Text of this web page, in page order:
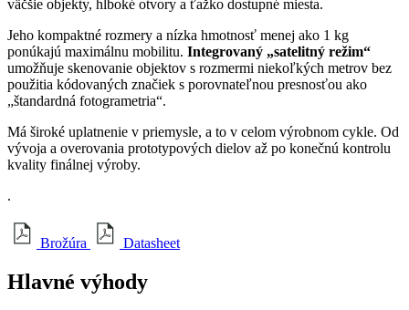
väčšie objekty, hlboké otvory a ťažko dostupné miesta.
Jeho kompaktné rozmery a nízka hmotnosť menej ako 1 kg
ponúkajú maximálnu mobilitu. Integrovaný „satelitný režim“
umožňuje skenovanie objektov s rozmermi niekoľkých metrov bez
použitia kódovaných značiek s porovnateľnou presnosťou ako
„štandardná fotogrametria“.
Má široké uplatnenie v priemysle, a to v celom výrobnom cykle. Od
vývoja a overovania prototypových dielov až po konečnú kontrolu
kvality finálnej výroby.
.
Brožúra Datasheet
Hlavné výhody